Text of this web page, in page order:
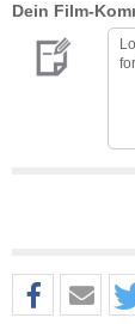
Dein Film-